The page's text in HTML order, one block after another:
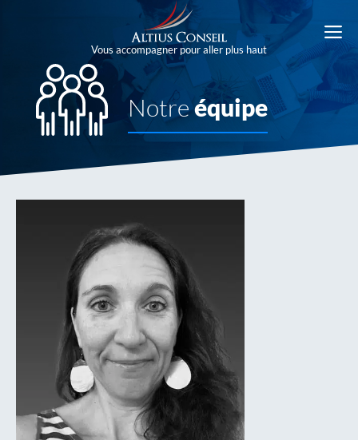
Vous accompagner pour aller plus haut
Notreéquipe